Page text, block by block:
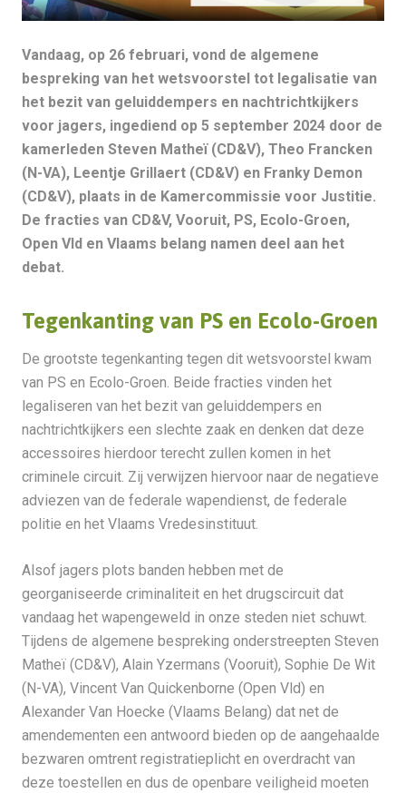
Vandaag, op 26 februari, vond de algemene
bespreking van het wetsvoorstel tot legalisatie van
het bezit van geluiddempers en nachtrichtkijkers
voor jagers, ingediend op 5 september 2024 door de
kamerleden Steven Matheï (CD&V), Theo Francken
(N-VA), Leentje Grillaert (CD&V) en Franky Demon
(CD&V), plaats in de Kamercommissie voor Justitie.
De fracties van CD&V, Vooruit, PS, Ecolo-Groen,
Open Vld en Vlaams belang namen deel aan het
debat.
Tegenkanting van PS en Ecolo-Groen
De grootste tegenkanting tegen dit wetsvoorstel kwam
van PS en Ecolo-Groen. Beide fracties vinden het
legaliseren van het bezit van geluiddempers en
nachtrichtkijkers een slechte zaak en denken dat deze
accessoires hierdoor terecht zullen komen in het
criminele circuit. Zij verwijzen hiervoor naar de negatieve
adviezen van de federale wapendienst, de federale
politie en het Vlaams Vredesinstituut.
Alsof jagers plots banden hebben met de
georganiseerde criminaliteit en het drugscircuit dat
vandaag het wapengeweld in onze steden niet schuwt.
Tijdens de algemene bespreking onderstreepten Steven
Matheï (CD&V), Alain Yzermans (Vooruit), Sophie De Wit
(N-VA), Vincent Van Quickenborne (Open Vld) en
Alexander Van Hoecke (Vlaams Belang) dat net de
amendementen een antwoord bieden op de aangehaalde
bezwaren omtrent registratieplicht en overdracht van
deze toestellen en dus de openbare veiligheid moeten